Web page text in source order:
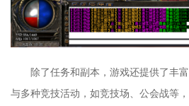
除了任务和副本，游戏还提供了丰
与多种竞技活动，如竞技场、公会战等